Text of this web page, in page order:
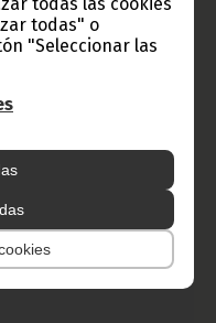
todas" o
"Seleccionar las